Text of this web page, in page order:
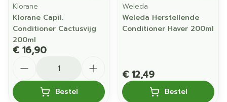
Klorane
Klorane Capil.
Conditioner Cactusvijg
200ml
€ 16,90
Bestel
Weleda
Weleda Herstellende
Conditioner Haver 200ml
€ 12,49
Bestel